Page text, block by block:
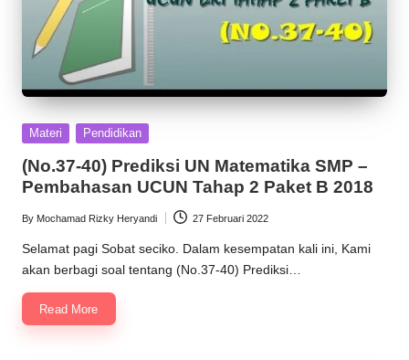
Posted
Materi Pendidikan
(No.37-40) Prediksi UN Matematika SMP –
Pembahasan UCUN Tahap 2 Paket B 2018
Posted
by
By Mochamad Rizky Heryandi 27 Februari 2022
Selamat pagi Sobat seciko. Dalam kesempatan kali ini, Kami
akan berbagi soal tentang (No.37-40) Prediksi…
Read More